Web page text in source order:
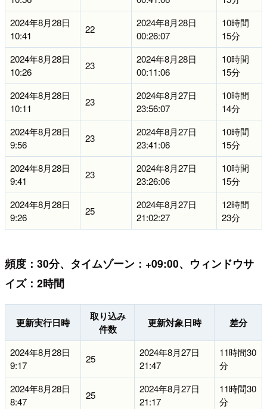
2024年8月28日
10:41
22
2024年8月28日
00:26:07
10時間
15分
2024年8月28日
10:26
23
2024年8月28日
00:11:06
10時間
15分
2024年8月28日
10:11
23
2024年8月27日
23:56:07
10時間
14分
2024年8月28日
9:56
23
2024年8月27日
23:41:06
10時間
15分
2024年8月28日
9:41
23
2024年8月27日
23:26:06
10時間
15分
2024年8月28日
9:26
25
2024年8月27日
21:02:27
12時間
23分
頻度：30分、タイムゾーン：+09:00、ウィンドウサ
イズ：2時間
更新実行日時
取り込み
件数
更新対象日時 差分
2024年8月28日
9:17
25
2024年8月27日
21:47
11時間30
分
2024年8月28日
8:47
25
2024年8月27日
21:17
11時間30
分